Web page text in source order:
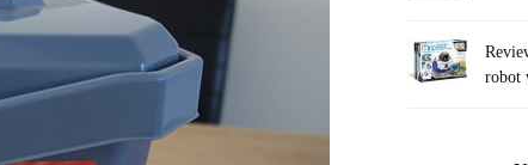
robot